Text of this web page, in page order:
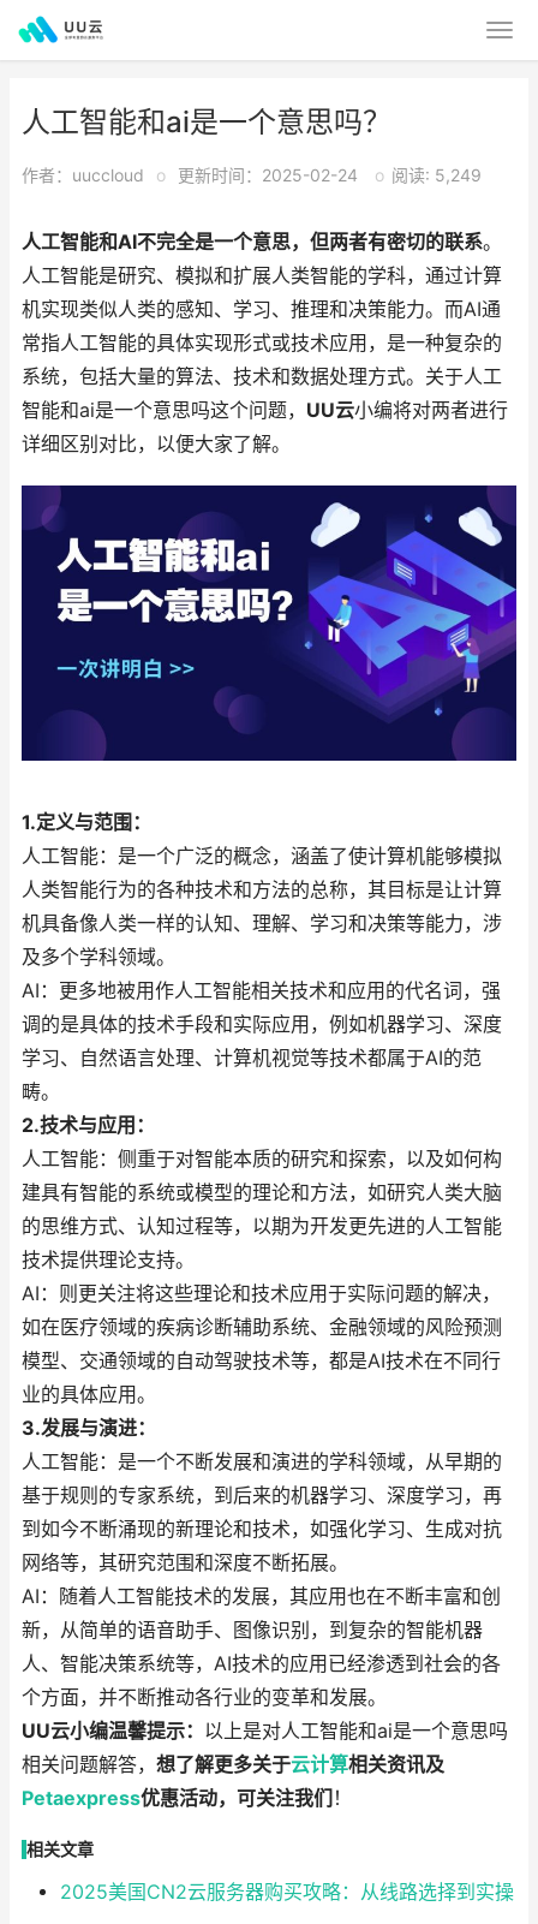
人工智能和ai是一个意思吗？
作者：uuccloud o 更新时间：2025-02-24 o 阅读: 5,249
人工智能和AI不完全是一个意思，但两者有密切的联系。
人工智能是研究、模拟和扩展人类智能的学科，通过计算
机实现类似人类的感知、学习、推理和决策能力。而AI通
常指人工智能的具体实现形式或技术应用，是一种复杂的
系统，包括大量的算法、技术和数据处理方式。关于人工
智能和ai是一个意思吗这个问题， UU云小编将对两者进行
详细区别对比，以便大家了解。
1.定义与范围：
人工智能：是一个广泛的概念，涵盖了使计算机能够模拟
人类智能行为的各种技术和方法的总称，其目标是让计算
机具备像人类一样的认知、理解、学习和决策等能力，涉
及多个学科领域。
AI：更多地被用作人工智能相关技术和应用的代名词，强
调的是具体的技术手段和实际应用，例如机器学习、深度
学习、自然语言处理、计算机视觉等技术都属于AI的范
畴。
2.技术与应用：
人工智能：侧重于对智能本质的研究和探索，以及如何构
建具有智能的系统或模型的理论和方法，如研究人类大脑
的思维方式、认知过程等，以期为开发更先进的人工智能
技术提供理论支持。
AI：则更关注将这些理论和技术应用于实际问题的解决，
如在医疗领域的疾病诊断辅助系统、金融领域的风险预测
模型、交通领域的自动驾驶技术等，都是AI技术在不同行
业的具体应用。
3.发展与演进：
人工智能：是一个不断发展和演进的学科领域，从早期的
基于规则的专家系统，到后来的机器学习、深度学习，再
到如今不断涌现的新理论和技术，如强化学习、生成对抗
网络等，其研究范围和深度不断拓展。
AI：随着人工智能技术的发展，其应用也在不断丰富和创
新，从简单的语音助手、图像识别，到复杂的智能机器
人、智能决策系统等，AI技术的应用已经渗透到社会的各
个方面，并不断推动各行业的变革和发展。
UU云小编温馨提示： 以上是对人工智能和ai是一个意思吗
相关问题解答， 想了解更多关于云计算相关资讯及
Petaexpress优惠活动，可关注我们 ！
相关文章
2025美国CN2云服务器购买攻略：从线路选择到实操